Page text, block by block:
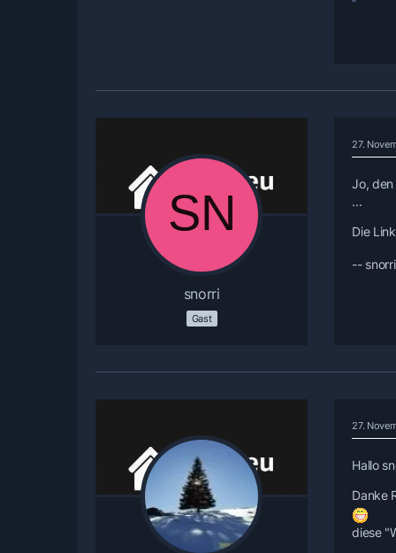
snorri
Gast
27.
Jo, den
...
Die
-- snorri
27.
Hallo
Danke
diese